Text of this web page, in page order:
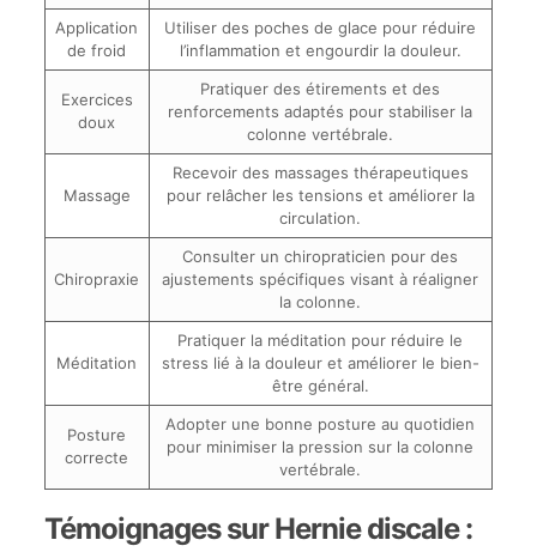
Application
de froid
Utiliser des poches de glace pour réduire
l’inflammation et engourdir la douleur.
Exercices
doux
Pratiquer des étirements et des
renforcements adaptés pour stabiliser la
colonne vertébrale.
Massage
Recevoir des massages thérapeutiques
pour relâcher les tensions et améliorer la
circulation.
Chiropraxie
Consulter un chiropraticien pour des
ajustements spécifiques visant à réaligner
la colonne.
Méditation
Pratiquer la méditation pour réduire le
stress lié à la douleur et améliorer le bien-
être général.
Posture
correcte
Adopter une bonne posture au quotidien
pour minimiser la pression sur la colonne
vertébrale.
Témoignages sur Hernie discale :